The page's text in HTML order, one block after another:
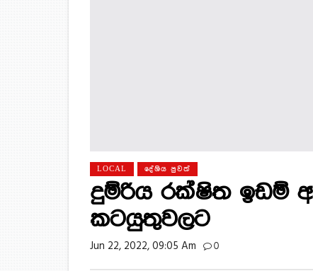
LOCAL දේශිය පුවත්
දුම්රිය රක්ෂිත ඉඩම්
කටයුතුවලට
Jun 22, 2022, 09:05 Am 0